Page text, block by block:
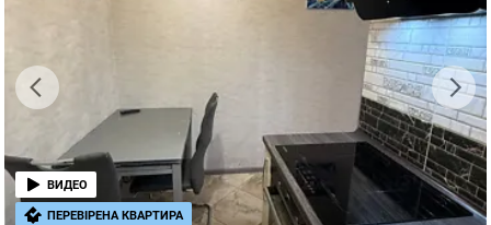
ВИДЕО
ПЕРЕВІРЕНА КВАРТИРА